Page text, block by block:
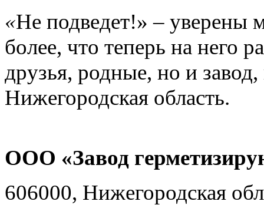
«Не подведет!» –
более, что теперь на него
друзья, родные, но и
Нижегородская область.
ООО «Завод
606000, Нижегородская